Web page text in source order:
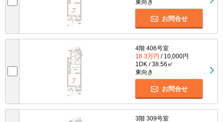
東向き
お問合せ
4階 406号室
18.3万円 / 10,000円
1DK / 38.56㎡
東向き
お問合せ
3階 309号室